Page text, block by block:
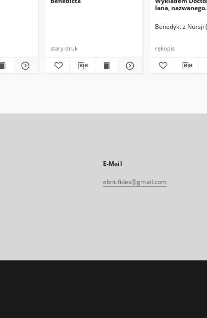
stary druk
Iana, nazwanego
Kardinała
Florentskiego
Benedykt z Nursji
rękopis
E-Mail
ebnt.fides@gmail.com